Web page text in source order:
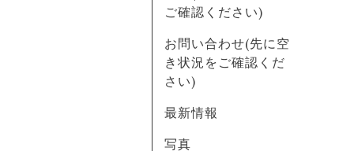
ご確認ください)
お問い合わせ(先に空
き状況をご確認くだ
さい)
最新情報
写真